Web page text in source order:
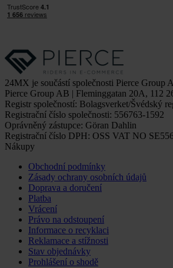
24MX je součástí společnosti Pierce Group
Pierce Group AB | Fleminggatan 20A, 112
Registr společností: Bolagsverket/Švédský
Registrační číslo společnosti: 556763-1592
Oprávněný zástupce: Göran Dahlin
Registrační číslo DPH: OSS VAT NO
Nákupy
Obchodní podmínky
Zásady ochrany osobních údajů
Doprava a doručení
Platba
Vrácení
Právo na odstoupení
Informace o recyklaci
Reklamace a stížnosti
Stav objednávky
Prohlášení o shodě